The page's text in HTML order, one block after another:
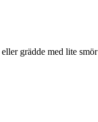
grädde med lite smör